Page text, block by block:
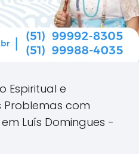
Espiritual e
Problemas com
Luís Domingues -